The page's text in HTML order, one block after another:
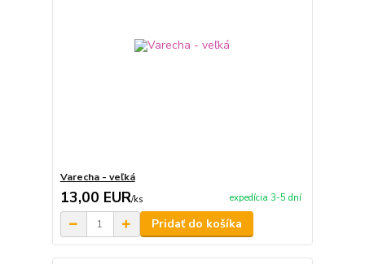
Varecha - veľká
13,00 EUR/ks expedícia 3-5 dní
Pridať do košíka